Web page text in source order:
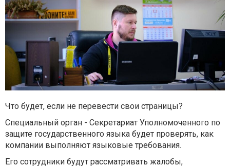
Что будет, если не перевести свои страницы?
Специальный орган - Секретариат Уполномоченного по
защите государственного языка будет проверять, как
компании выполняют языковые требования.
Его сотрудники будут рассматривать жалобы,